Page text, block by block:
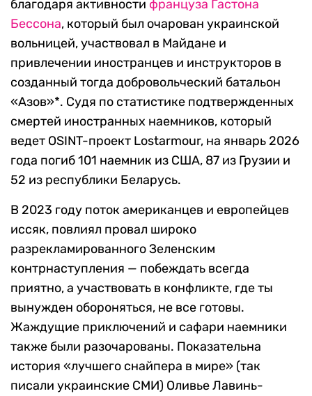
благодаря активности француза Гастона
Бессона, который был очарован украинской
вольницей, участвовал в Майдане и
привлечении иностранцев и инструкторов в
созданный тогда добровольческий батальон
«Азов»*. Судя по статистике подтвержденных
смертей иностранных наемников, который
ведет OSINT-проект Lostarmour, на январь 2026
года погиб 101 наемник из США, 87 из Грузии и
52 из республики Беларусь.
В 2023 году поток американцев и европейцев
иссяк, повлиял провал широко
разрекламированного Зеленским
контрнаступления — побеждать всегда
приятно, а участвовать в конфликте, где ты
вынужден обороняться, не все готовы.
Жаждущие приключений и сафари наемники
также были разочарованы. Показательна
история «лучшего снайпера в мире» (так
писали украинские СМИ) Оливье Лавинь-